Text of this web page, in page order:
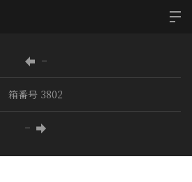
−
箱番号 3802
−